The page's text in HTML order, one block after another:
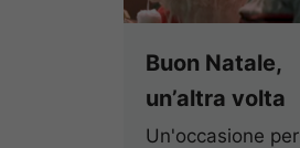
Buon Natale,
un’altra volta
Un'occasione per